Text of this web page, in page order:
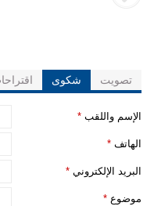
تصويت شكوى اقتراحات
واللقب *
*
الإلكتروني*
*